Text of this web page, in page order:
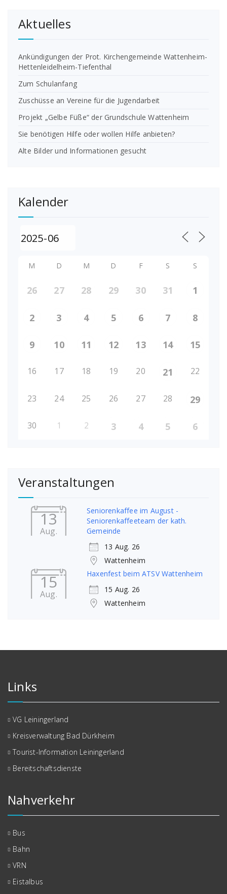
Aktuelles
Ankündigungen der Prot. Kirchengemeinde Wattenheim-
Hettenleidelheim-Tiefenthal
Zum Schulanfang
Zuschüsse an Vereine für die Jugendarbeit
Projekt „Gelbe Füße“ der Grundschule Wattenheim
Sie benötigen Hilfe oder wollen Hilfe anbieten?
Alte Bilder und Informationen gesucht
Kalender
M D M D F S S
26 27 28 29 30 31 1
2 3 4 5 6 7 8
9 10 11 12 13 14 15
16 17 18 19 20 21 22
23 24 25 26 27 28 29
30 1 2 3 4 5 6
Veranstaltungen
13
Aug.
Seniorenkaffee im August -
Seniorenkaffeeteam der kath.
Gemeinde
13 Aug. 26
Wattenheim
15
Aug.
Haxenfest beim ATSV Wattenheim
15 Aug. 26
Wattenheim
Links
VG Leiningerland
Kreisverwaltung Bad Dürkheim
Tourist-Information Leiningerland
Bereitschaftsdienste
Nahverkehr
Bus
Bahn
VRN
Eistalbus